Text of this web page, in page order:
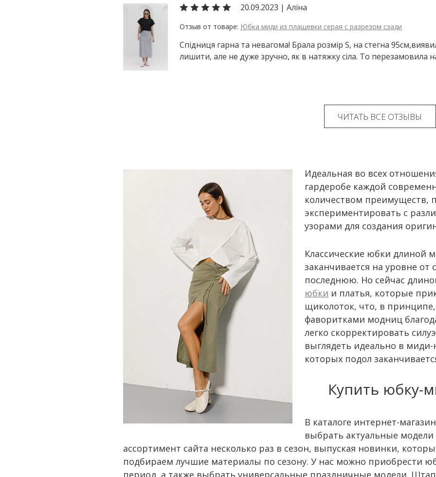
Идеальная во всех
гардеробе каждой
количеством преимуществ,
экспериментировать с
узорами для создания
Классические юбки длиной
заканчивается на уровне
последнюю. Но сейчас
юбки и платья, которые
щиколоток, что, в
фаворитками модниц
легко скорректировать
выглядеть идеально в
которых подол
Купить юбку-
В каталоге интернет-
выбрать актуальные
ассортимент сайта несколько раз в сезон, выпуская новинки,
подбираем лучшие материалы по сезону. У нас можно приобрести
период, а также выбрать универсальные праздничные модели.
20.09.2023 | Аліна
Юбка миди из плащевки серая с разрезом сзади
Спідниця гарна та невагома! Брала розмір S, на стегна
лишити, але не дуже зручно, як в натяжку сіла. То перезамовила
ЧИТАТЬ ВСЕ ОТЗЫВЫ